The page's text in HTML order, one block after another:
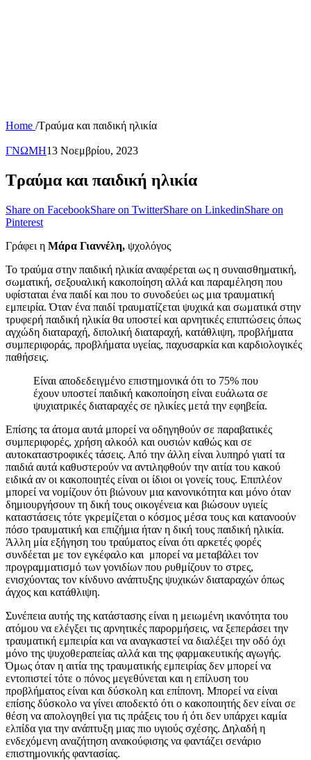
Home /Τραύμα και παιδική ηλικία
ΓΝΩΜΗ13 Νοεμβρίου, 2023
Τραύμα και παιδική ηλικία
Share on FacebookShare on TwitterShare on LinkedinShare on
Pinterest
Γράφει η Μάρα Γιαννέλη, ψχολόγος
Το τραύμα στην παιδική ηλικία αναφέρεται ως η συναισθηματική,
σωματική, σεξουαλική κακοποίηση αλλά και παραμέληση που
υφίσταται ένα παιδί και που το συνοδεύει ως μια τραυματική
εμπειρία. Όταν ένα παιδί τραυματίζεται ψυχικά και σωματικά στην
τρυφερή παιδική ηλικία θα υποστεί και αρνητικές επιπτώσεις όπως
αγχώδη διαταραχή, διπολική διαταραχή, κατάθλιψη, προβλήματα
συμπεριφοράς, προβλήματα υγείας, παχυσαρκία και καρδιολογικές
παθήσεις.
Είναι αποδεδειγμένο επιστημονικά ότι το 75% που
έχουν υποστεί παιδική κακοποίηση είναι ευάλωτα σε
ψυχιατρικές διαταραχές σε ηλικίες μετά την εφηβεία.
Επίσης τα άτομα αυτά μπορεί να οδηγηθούν σε παραβατικές
συμπεριφορές, χρήση αλκοόλ και ουσιών καθώς και σε
αυτοκαταστροφικές τάσεις. Από την άλλη είναι λυπηρό γιατί τα
παιδιά αυτά καθυστερούν να αντιληφθούν την αιτία του κακού
ειδικά αν οι κακοποιητές είναι οι ίδιοι οι γονείς τους. Επιπλέον
μπορεί να νομίζουν ότι βιώνουν μια κανονικότητα και μόνο όταν
δημιουργήσουν τη δική τους οικογένεια και βιώσουν υγιείς
καταστάσεις τότε γκρεμίζεται ο κόσμος μέσα τους και κατανοούν
πόσο τραυματική και επιζήμια ήταν η δική τους παιδική ηλικία.
Άλλη μία εξήγηση του τραύματος είναι ότι αρκετές φορές
συνδέεται με τον εγκέφαλο και μπορεί να μεταβάλει τον
προγραμματισμό των γονιδίων που ρυθμίζουν το στρες,
ενισχύοντας τον κίνδυνο ανάπτυξης ψυχικών διαταραχών όπως
άγχος και κατάθλιψη.
Συνέπεια αυτής της κατάστασης είναι η μειωμένη ικανότητα του
ατόμου να ελέγξει τις αρνητικές παρορμήσεις, να ξεπεράσει την
τραυματική εμπειρία και να αναγκαστεί να διαλέξει την οδό όχι
μόνο της ψυχοθεραπείας αλλά και της φαρμακευτικής αγωγής.
Όμως όταν η αιτία της τραυματικής εμπειρίας δεν μπορεί να
εντοπιστεί τότε ο πόνος μεγεθύνεται και η επίλυση του
προβλήματος είναι και δύσκολη και επίπονη. Μπορεί να είναι
επίσης δύσκολο να γίνει αποδεκτό ότι ο κακοποιητής δεν είναι σε
θέση να απολογηθεί για τις πράξεις του ή ότι δεν υπάρχει καμία
ελπίδα για την ανάπτυξη μιας πιο υγιούς σχέσης. Δηλαδή η
ενδεχόμενη αναζήτηση ανακούφισης να φαντάζει σενάριο
επιστημονικής φαντασίας.